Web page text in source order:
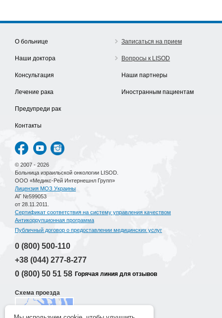
О больнице
Наши доктора
Консультация
Лечение рака
Предупреди рак
Контакты
Записаться на прием
Вопросы к LISOD
Наши партнеры
Иностранным пациентам
© 2007 - 2026
Больница израильской онкологии LISOD.
ООО «Медикс-Рей Интернешнл Групп»
Лицензия МОЗ Украины
АГ №599053
от 28.11.2011.
Сертификат соответствия на систему управления качеством
Антикоррупционная программа
Публичный договор о предоставлении медицинских услуг
0 (800) 500-110
+38 (044) 277-8-277
0 (800) 50 51 58 Горячая линия для отзывов
Схема проезда